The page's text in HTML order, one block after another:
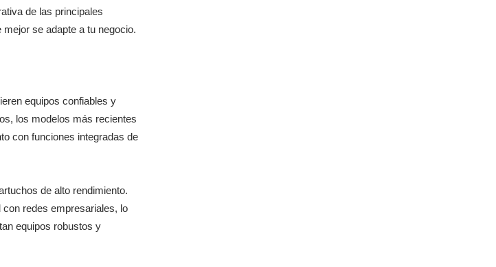
de las principales
se adapte a tu negocio.
equipos confiables y
los modelos más recientes
con funciones integradas de
de alto rendimiento.
redes empresariales, lo
equipos robustos y